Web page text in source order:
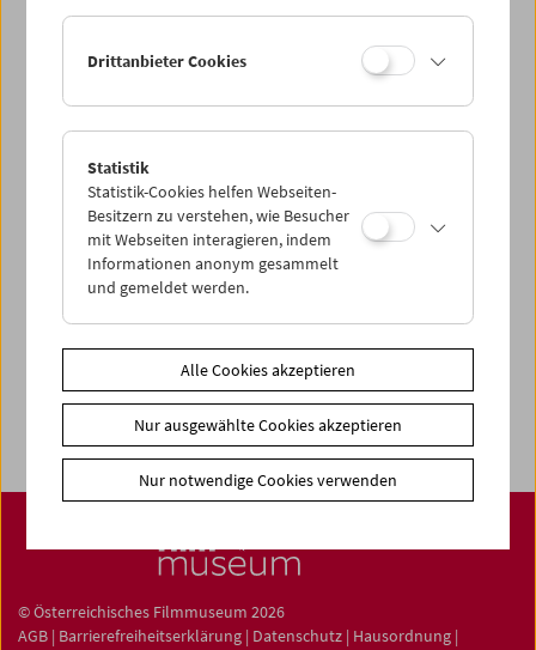
< zurück zur Übersicht
Share on
News
Newsletter
Fotos unserer Gäste
Gästebuch
Jobs
© Österreichisches Filmmuseum 2026
AGB | Barrierefreiheitserklärung | Datenschutz | Hausordnung |
Drittanbieter Cookies
Statistik
Statistik-Cookies helfen Webseiten-
Besitzern zu verstehen, wie Besucher
mit Webseiten interagieren, indem
Informationen anonym gesammelt
und gemeldet werden.
Alle Cookies akzeptieren
Nur ausgewählte Cookies akzeptieren
Nur notwendige Cookies verwenden